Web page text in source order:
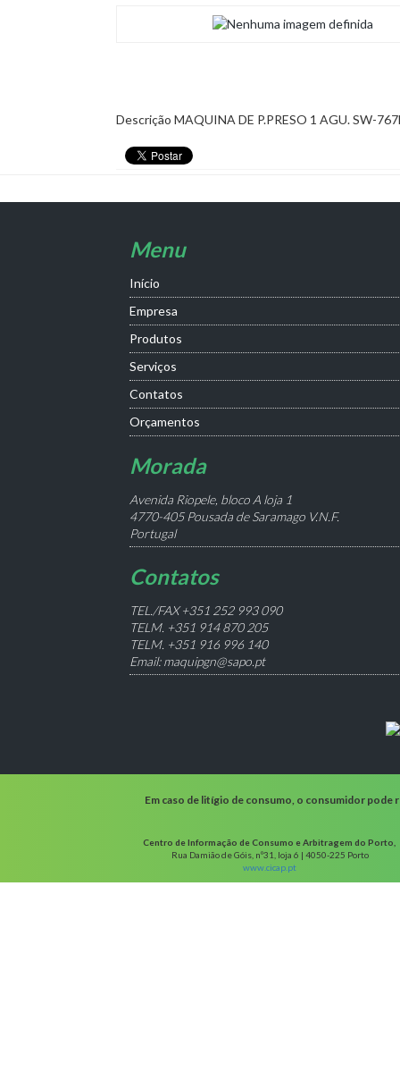
Descrição MAQUINA DE P.PRESO 1 AGU. SW-
Menu
Início
Empresa
Produtos
Serviços
Contatos
Orçamentos
Morada
Avenida Riopele, bloco A loja 1
4770-405 Pousada de Saramago V.N.F.
Portugal
Contatos
TEL./FAX +351 252 993 090
TELM. +351 914 870 205
TELM. +351 916 996 140
Email: maquipgn@sapo.pt
Em caso de litígio de consumo, o consumidor
Centro de Informação de Consumo e Arbitragem do Porto,
Rua Damião de Góis, nº31, loja 6 | 4050-225 Porto
www.cicap.pt